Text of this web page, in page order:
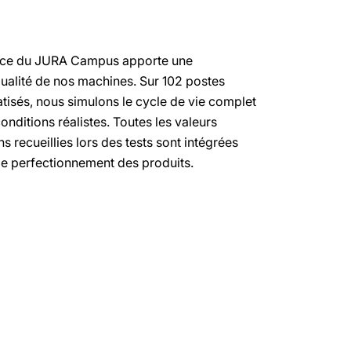
du JURA Campus apporte une
de nos machines. Sur 102 postes
nous simulons le cycle de vie complet
réalistes. Toutes les valeurs
recueillies lors des tests sont intégrées
perfectionnement des produits.